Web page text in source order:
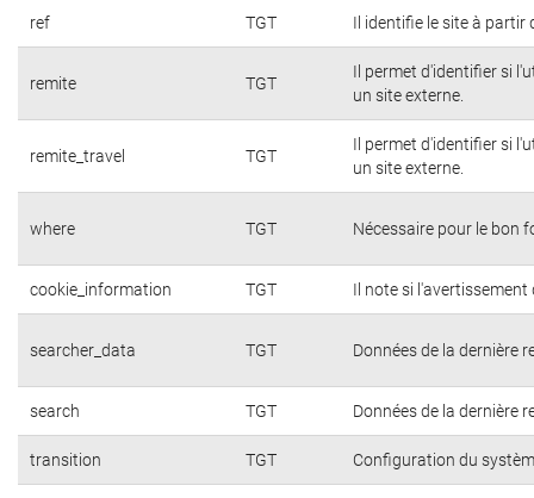
ref TGT Il identifie le site à partir
remite TGT
Il permet d'identifier si
un site externe.
remite_travel TGT
Il permet d'identifier si
un site externe.
where TGT Nécessaire pour le bon
cookie_information TGT Il note si l'avertissement
searcher_data TGT Données de la dernière
search TGT Données de la dernière
transition TGT Configuration du